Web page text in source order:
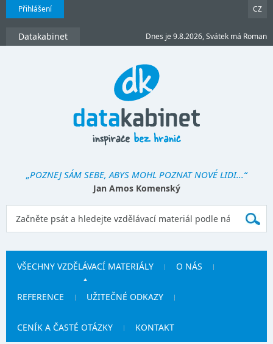
Přihlášení CZ
Datakabinet Dnes je 9.8.2026, Svátek má Roman
„POZNEJ SÁM SEBE, ABYS MOHL POZNAT NOVÉ LIDI...“
Jan Amos Komenský
VŠECHNY VZDĚLÁVACÍ MATERIÁLY O NÁS
REFERENCE UŽITEČNÉ ODKAZY
CENÍK A ČASTÉ OTÁZKY KONTAKT